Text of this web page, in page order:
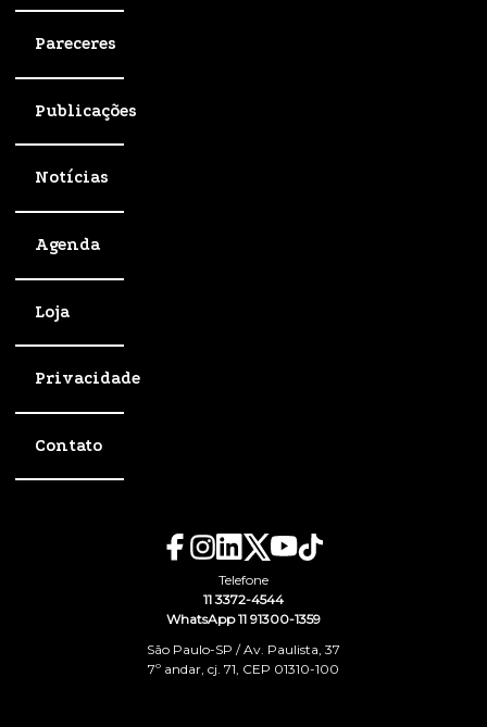
Pareceres
Publicações
Notícias
Agenda
Loja
Privacidade
Contato
Telefone
11 3372-4544
WhatsApp 11 91300-1359
São Paulo-SP / Av. Paulista, 37
7º andar, cj. 71, CEP 01310-100